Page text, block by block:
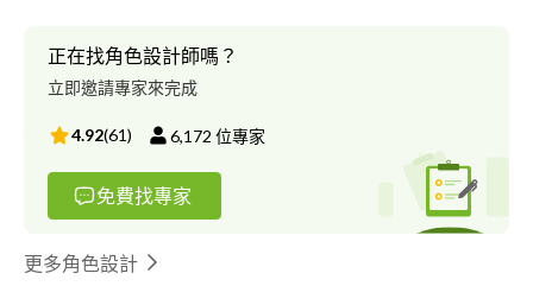
正在找角色設計師嗎？
立即邀請專家來完成
4.92(61) 6,172 位專家
免費找專家
更多角色設計